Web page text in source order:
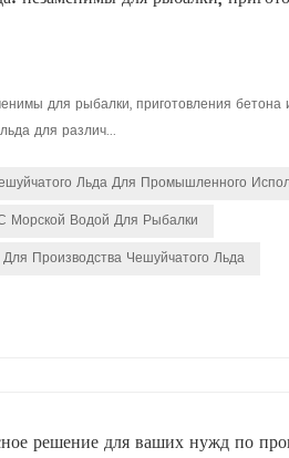
для рыбалки, приготовления бетона
для различ...
Льда Для Промышленного
Морской Водой Для Рыбалки
Производства Чешуйчатого Льда
решение для ваших нужд по